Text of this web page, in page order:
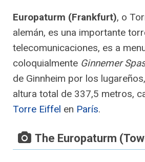
Europaturm (Frankfurt), o
alemán, es una importante
telecomunicaciones, es a
coloquialmente Ginnemer
de Ginnheim por los
altura total de 337,5 metros,
Torre Eiffel en París.
The Europaturm